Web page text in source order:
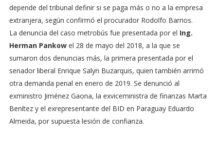
depende del tribunal definir si se paga más o no a la empresa
extranjera, según confirmó el procurador Rodolfo Barrios.
La denuncia del caso metrobús fue presentada por el Ing.
Herman Pankowel 28 de mayo del 2018, a la que se
sumaron dos denuncias más, la primera presentada por el
senador liberal Enrique Salyn Buzarquis, quien también arrimó
otra demanda penal en enero de 2019. Se denunció al
exministro Jiménez Gaona, la exviceministra de finanzas Marta
Benítez y el exrepresentante del BID en Paraguay Eduardo
Almeida, por supuesta lesión de confianza.